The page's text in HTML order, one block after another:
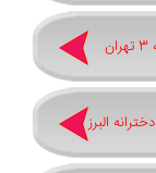
البرز